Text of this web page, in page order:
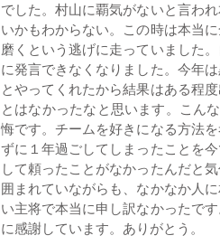
でした。村山に覇気がないと言わ
いかもわからない。この時は本当
磨くという逃げに走っていました
に発言できなくなりました。今年
とやってくれたから結果はある程
とはなかったなと思います。こん
悔です。チームを好きになる方法
ずに１年過ごしてしまったことを
して頼ったことがなかったんだと
囲まれていながらも、なかなか人
い主将で本当に申し訳なかったで
に感謝しています。ありがとう。